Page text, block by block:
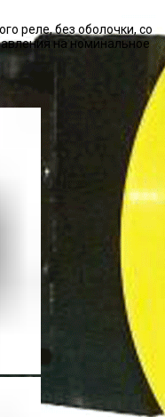
реле, без оболочки, со
на номинальное